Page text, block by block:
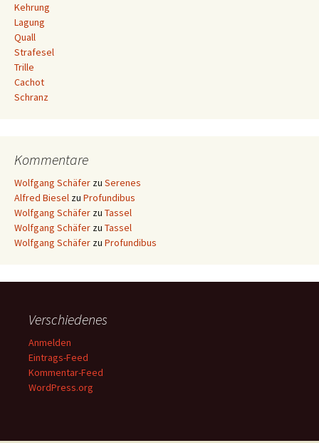
Kehrung
Lagung
Quall
Strafesel
Trille
Cachot
Schranz
Kommentare
Wolfgang Schäfer zu Serenes
Alfred Biesel zu Profundibus
Wolfgang Schäfer zu Tassel
Wolfgang Schäfer zu Tassel
Wolfgang Schäfer zu Profundibus
Verschiedenes
Anmelden
Eintrags-Feed
Kommentar-Feed
WordPress.org